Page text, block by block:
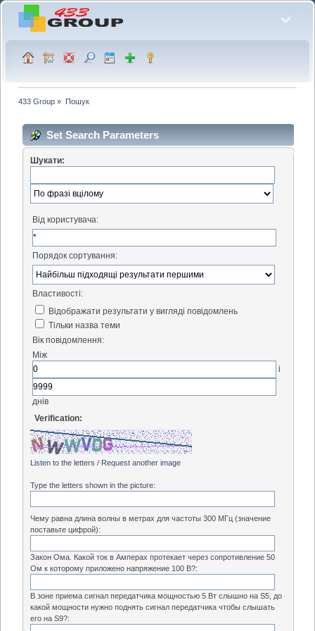
433 Group » Пошук
Set Search Parameters
Шукати:
Від користувача:
Порядок сортування:
Властивості:
Відображати результати у вигляді повідомлень
Тільки назва теми
Вік повідомлення:
Між
і
днів
Verification:
Listen to the letters / Request another image
Type the letters shown in the picture:
Чему равна длина волны в метрах для частоты 300 МГц (значение
поставьте цифрой):
Закон Ома. Какой ток в Амперах протекает через сопротивление 50
Ом к которому приложено напряжение 100 В?:
В зоне приема сигнал передатчика мощностью 5 Вт слышно на S5, до
какой мощности нужно поднять сигнал передатчика чтобы слышать
его на S9?: